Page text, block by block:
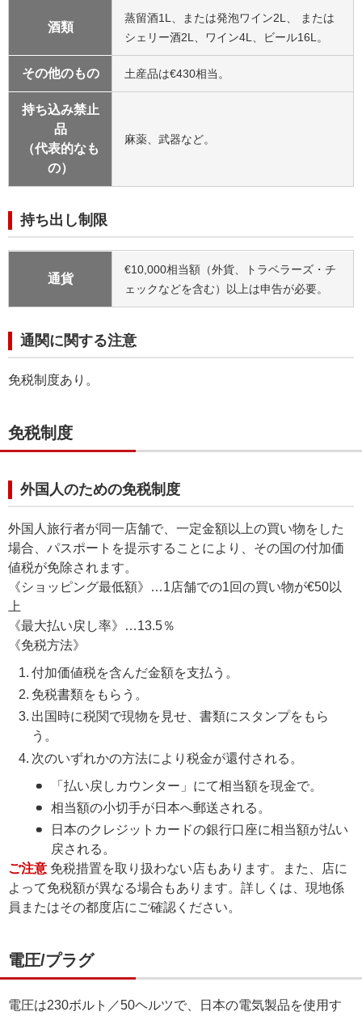
酒類
蒸留酒1L、または発泡ワイン2L、 または
シェリー酒2L、ワイン4L、ビール16L。
その他のもの 土産品は€430相当。
持ち込み禁止
品
（代表的なも
の）
麻薬、武器など。
持ち出し制限
通貨
€10,000相当額（外貨、トラベラーズ・チ
ェックなどを含む）以上は申告が必要。
通関に関する注意
免税制度あり。
免税制度
外国人のための免税制度
外国人旅行者が同一店舗で、一定金額以上の買い物をした
場合、パスポートを提示することにより、その国の付加価
値税が免除されます。
《ショッピング最低額》…1店舗での1回の買い物が€50以
上
《最大払い戻し率》…13.5％
《免税方法》
付加価値税を含んだ金額を支払う。
免税書類をもらう。
出国時に税関で現物を見せ、書類にスタンプをもら
う。
次のいずれかの方法により税金が還付される。
「払い戻しカウンター」にて相当額を現金で。
相当額の小切手が日本へ郵送される。
日本のクレジットカードの銀行口座に相当額が払い
戻される。
ご注意 免税措置を取り扱わない店もあります。また、店に
よって免税額が異なる場合もあります。詳しくは、現地係
員またはその都度店にご確認ください。
電圧/プラグ
電圧は230ボルト／50ヘルツで、日本の電気製品を使用す